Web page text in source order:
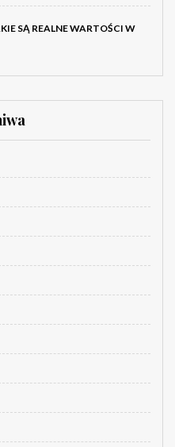
SĄ REALNE WARTOŚCI W